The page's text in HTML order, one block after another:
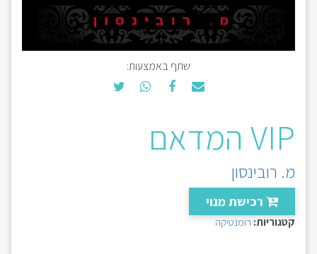
שתף באמצעות:
VIP המדאם
מ. רובינסון
רכישת מנוי
קטגוריות: רומנטיקה